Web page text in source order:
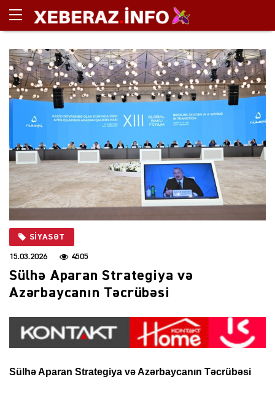
SIYASƏT
15.03.2026 4505
Sülhə Aparan Strategiya və
Azərbaycanın Təcrübəsi
Sülhə Aparan Strategiya və Azərbaycanın Təcrübəsi